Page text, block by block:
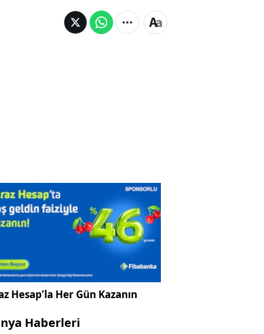
Hesap’la Her Gün Kazanın
Haberleri